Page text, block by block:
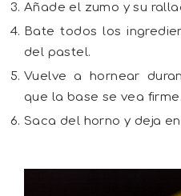
Añade el zumo y su
Bate todos los
del pastel.
Vuelve a hornear
que la base se vea firme.
Saca del horno y deja